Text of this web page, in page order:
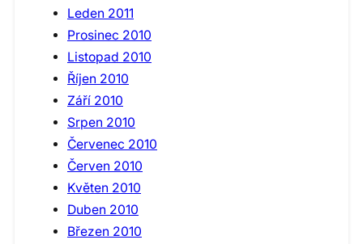
Leden 2011
Prosinec 2010
Listopad 2010
Říjen 2010
Září 2010
Srpen 2010
Červenec 2010
Červen 2010
Květen 2010
Duben 2010
Březen 2010